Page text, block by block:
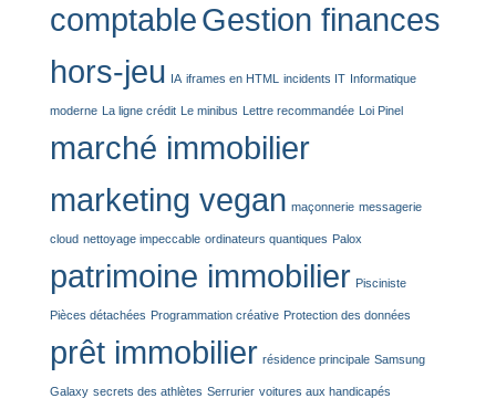
comptableGestion finances
hors-jeu
IA iframes en HTML incidents IT Informatique
moderne La ligne crédit Le minibus Lettre recommandée Loi Pinel
marché immobilier
marketing vegan maçonnerie messagerie
cloud nettoyage impeccable ordinateurs quantiques Palox
patrimoine immobilier Pisciniste
Pièces détachées Programmation créative Protection des données
prêt immobilier résidence principale Samsung
Galaxy secrets des athlètes Serrurier voitures aux handicapés